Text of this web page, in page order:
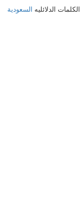
الكلمات الدلائليه السعودية